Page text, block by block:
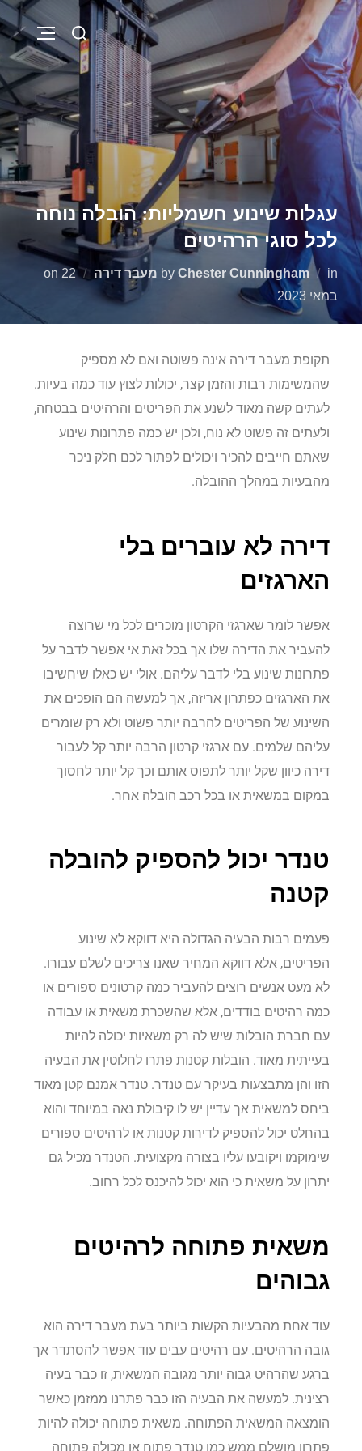
עגלות שינוע חשמליות: הובלה נוחה
לכל סוגי הרהיטים
by Chester Cunningham in מעבר דירה on 22
במאי 2023
תקופת מעבר דירה אינה פשוטה ואם לא מספיק
שהמשימות רבות והזמן קצר, יכולות לצוץ עוד כמה בעיות.
לעתים קשה מאוד לשנע את הפריטים והרהיטים בבטחה,
ולעתים זה פשוט לא נוח, ולכן יש כמה פתרונות שינוע
שאתם חייבים להכיר ויכולים לפתור לכם חלק ניכר
מהבעיות במהלך ההובלה.
דירה לא עוברים בלי
הארגזים
אפשר לומר שארגזי הקרטון מוכרים לכל מי שרוצה
להעביר את הדירה שלו אך בכל זאת אי אפשר לדבר על
פתרונות שינוע בלי לדבר עליהם. אולי יש כאלו שיחשיבו
את הארגזים כפתרון אריזה, אך למעשה הם הופכים את
השינוע של הפריטים להרבה יותר פשוט ולא רק שומרים
עליהם שלמים. עם ארגזי קרטון הרבה יותר קל לעבור
דירה כיוון שקל יותר לתפוס אותם וכך קל יותר לחסוך
במקום במשאית או בכל רכב הובלה אחר.
טנדר יכול להספיק להובלה
קטנה
פעמים רבות הבעיה הגדולה היא דווקא לא שינוע
הפריטים, אלא דווקא המחיר שאנו צריכים לשלם עבורו.
לא מעט אנשים רוצים להעביר כמה קרטונים ספורים או
כמה רהיטים בודדים, אלא שהשכרת משאית או עבודה
עם חברת הובלות שיש לה רק משאיות יכולה להיות
בעייתית מאוד. הובלות קטנות פתרו לחלוטין את הבעיה
הזו והן מתבצעות בעיקר עם טנדר. טנדר אמנם קטן מאוד
ביחס למשאית אך עדיין יש לו קיבולת נאה במיוחד והוא
בהחלט יכול להספיק לדירות קטנות או לרהיטים ספורים
שימוקמו ויקובעו עליו בצורה מקצועית. הטנדר מכיל גם
יתרון על משאית כי הוא יכול להיכנס לכל רחוב.
משאית פתוחה לרהיטים
גבוהים
עוד אחת מהבעיות הקשות ביותר בעת מעבר דירה הוא
גובה הרהיטים. עם רהיטים עבים עוד אפשר להסתדר אך
ברגע שהרהיט גבוה יותר מגובה המשאית, זו כבר בעיה
רצינית. למעשה את הבעיה הזו כבר פתרנו ממזמן כאשר
הומצאה המשאית הפתוחה. משאית פתוחה יכולה להיות
פתרון מושלם ממש כמו טנדר פתוח או מכולה פתוחה